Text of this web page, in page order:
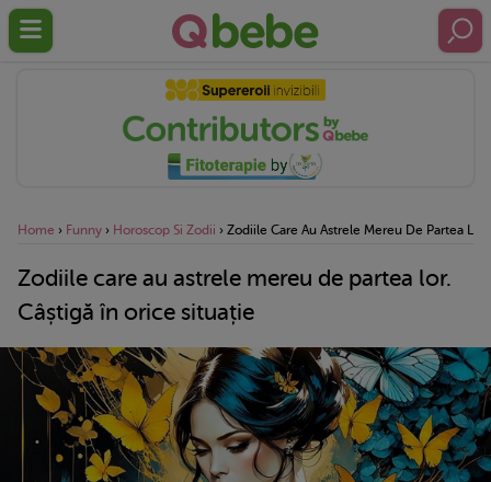
Home › Funny › Horoscop Si Zodii › Zodiile Care Au Astrele Mereu De Partea
Zodiile care au astrele mereu de partea lor.
Câștigă în orice situație